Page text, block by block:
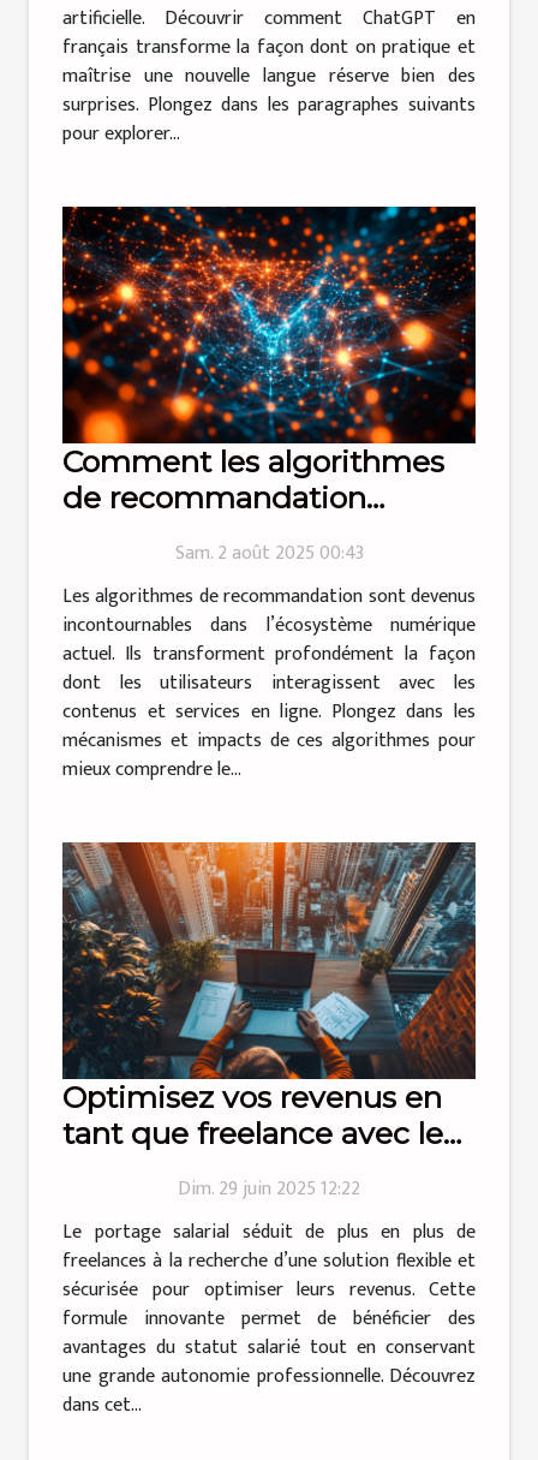
artificielle. Découvrir comment ChatGPT en
français transforme la façon dont on pratique et
maîtrise une nouvelle langue réserve bien des
surprises. Plongez dans les paragraphes suivants
pour explorer...
Comment les algorithmes
de recommandation
l'engagement utilisateur ?
Sam. 2 août 2025 00:43
Les algorithmes de recommandation sont devenus
incontournables dans l’écosystème numérique
actuel. Ils transforment profondément la façon
dont les utilisateurs interagissent avec les
contenus et services en ligne. Plongez dans les
mécanismes et impacts de ces algorithmes pour
mieux comprendre le...
Optimisez vos revenus en
tant que freelance avec le
Dim. 29 juin 2025 12:22
Le portage salarial séduit de plus en plus de
freelances à la recherche d’une solution flexible et
sécurisée pour optimiser leurs revenus. Cette
formule innovante permet de bénéficier des
avantages du statut salarié tout en conservant
une grande autonomie professionnelle. Découvrez
dans cet...